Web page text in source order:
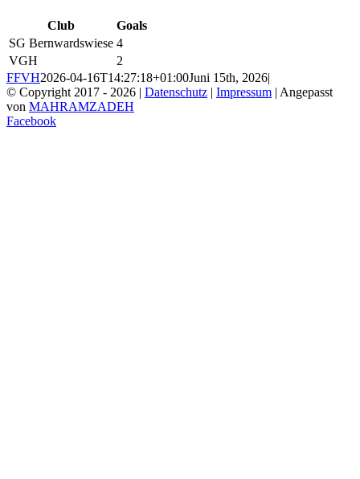
Club
Goals
SG Bernwardswiese 4
VGH
2
FFVH2026-04-16T14:27:18+01:00Juni 15th, 2026|
© Copyright 2017 - 2026 | Datenschutz | Impressum | Angepasst
von MAHRAMZADEH
Facebook